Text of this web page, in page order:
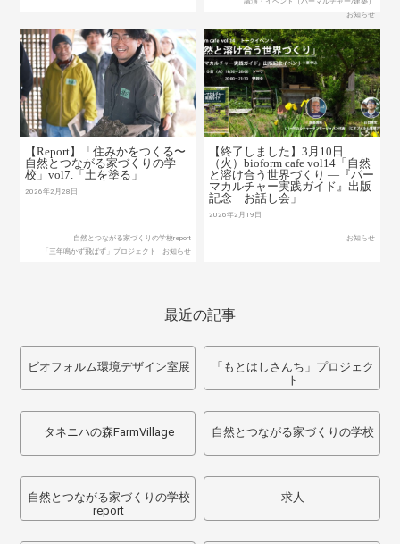
講演・イベント（パーマルチャー/建築）
お知らせ
【Report】「住みかをつくる〜
自然とつながる家づくりの学
校」vol7.「土を塗る」
2026年2月28日
自然とつながる家づくりの学校report
「三年鳴かず飛ばず」プロジェクト
お知らせ
【終了しました】3月10日
（火）bioform cafe vol14「自然
と溶け合う世界づくり ―『パー
マカルチャー実践ガイド』出版
記念 お話し会」
2026年2月19日
お知らせ
最近の記事
ビオフォルム環境デザイン室展
「もとはしさんち」プロジェク
ト
タネニハの森FarmVillage 自然とつながる家づくりの学校
自然とつながる家づくりの学校
report
求人